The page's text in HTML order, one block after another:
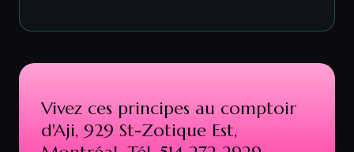
Vivez ces principes au comptoir
d'Aji, 929 St-Zotique Est,